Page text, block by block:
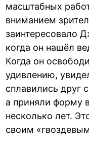
масштабных
вниманием
заинтересовало
когда он нашёл
Когда он
удивлению,
сплавились друг
а приняли форму
несколько лет.
своим